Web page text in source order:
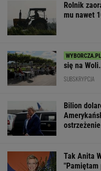
Rolnik
mu nawet
się na
SUBSKRYPCJA
Bilion
ostrzeżenie
Tak Anita